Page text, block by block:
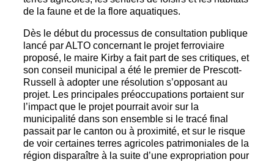
de la faune et de la flore aquatiques.
Dès le début du processus de consultation publique
lancé par ALTO concernant le projet ferroviaire
proposé, le maire Kirby a fait part de ses critiques, et
son conseil municipal a été le premier de Prescott-
Russell à adopter une résolution s’opposant au
projet. Les principales préoccupations portaient sur
l’impact que le projet pourrait avoir sur la
municipalité dans son ensemble si le tracé final
passait par le canton ou à proximité, et sur le risque
de voir certaines terres agricoles patrimoniales de la
région disparaître à la suite d’une expropriation pour